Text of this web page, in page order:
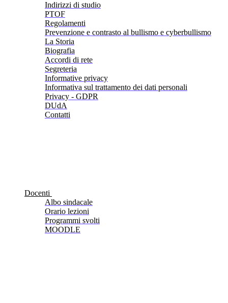
Indirizzi di studio
PTOF
Regolamenti
Prevenzione e contrasto al bullismo e cyberbullismo
La Storia
Biografia
Accordi di rete
Segreteria
Informative privacy
Informativa sul trattamento dei dati personali
Privacy - GDPR
DUdA
Contatti
Docenti
Albo sindacale
Orario lezioni
Programmi svolti
MOODLE